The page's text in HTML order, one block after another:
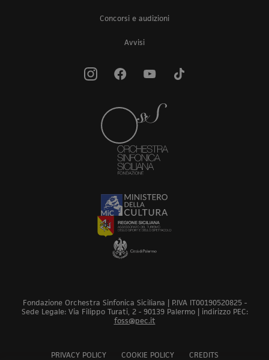
Concorsi e audizioni
Avvisi
Fondazione Orchestra Sinfonica Siciliana | P.IVA IT00190520825 -
Sede Legale: Via Filippo Turati, 2 - 90139 Palermo | indirizzo PEC:
foss@pec.it
PRIVACY POLICY COOKIE POLICY CREDITS